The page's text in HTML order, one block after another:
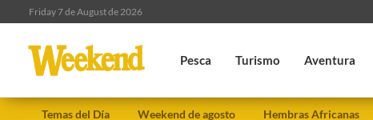
Friday 7 de August de 2026
Pesca Turismo Aventura
Temas del Día Weekend de agosto Hembras Africanas